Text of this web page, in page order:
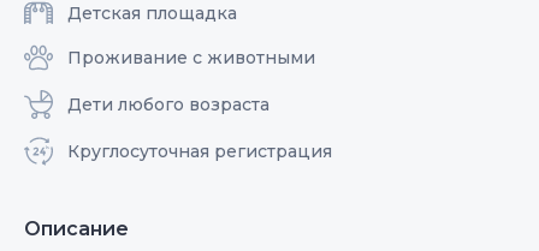
Детская площадка
Проживание с животными
Дети любого возраста
Круглосуточная регистрация
Описание